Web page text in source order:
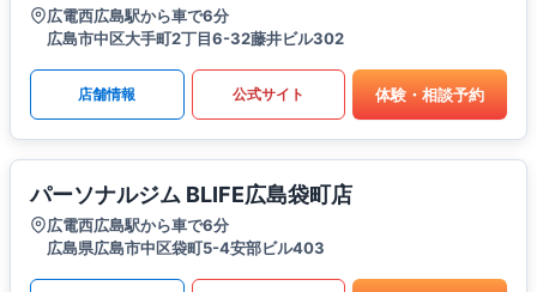
広電西広島駅から車で6分
広島市中区大手町2丁目6-32藤井ビル302
店舗情報 公式サイト 体験・相談予約
パーソナルジム BLIFE広島袋町店
広電西広島駅から車で6分
広島県広島市中区袋町5-4安部ビル403